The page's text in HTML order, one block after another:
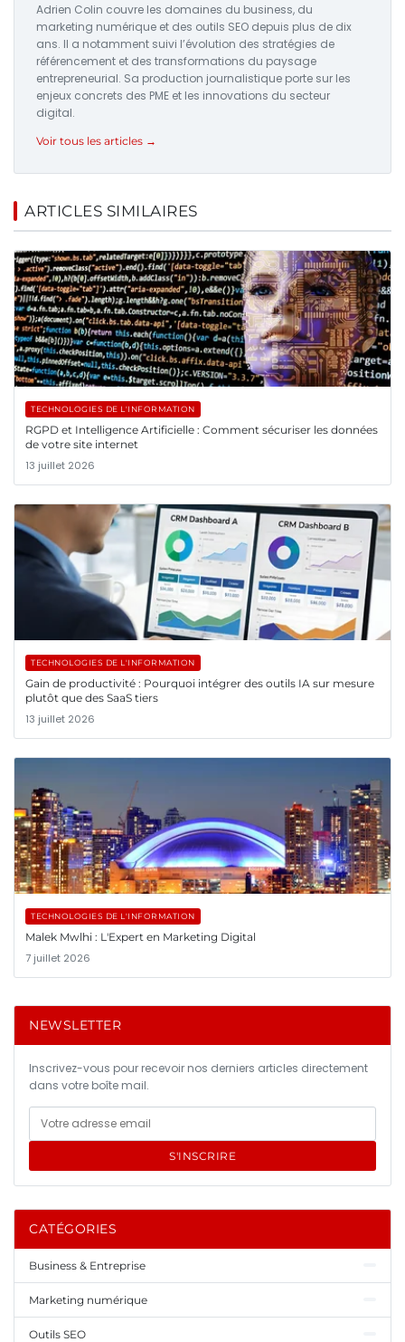
Adrien Colin couvre les domaines du business, du
marketing numérique et des outils SEO depuis plus de dix
ans. Il a notamment suivi l’évolution des stratégies de
référencement et des transformations du paysage
entrepreneurial. Sa production journalistique porte sur les
enjeux concrets des PME et les innovations du secteur
digital.
Voir tous les articles →
ARTICLES SIMILAIRES
TECHNOLOGIES DE L'INFORMATION
RGPD et Intelligence Artificielle : Comment sécuriser les données
de votre site internet
13 juillet 2026
TECHNOLOGIES DE L'INFORMATION
Gain de productivité : Pourquoi intégrer des outils IA sur mesure
plutôt que des SaaS tiers
13 juillet 2026
TECHNOLOGIES DE L'INFORMATION
Malek Mwlhi : L'Expert en Marketing Digital
7 juillet 2026
NEWSLETTER
Inscrivez-vous pour recevoir nos derniers articles directement
dans votre boîte mail.
S'INSCRIRE
CATÉGORIES
Business & Entreprise
Marketing numérique
Outils SEO